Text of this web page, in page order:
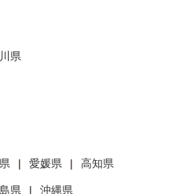
県
愛媛県 高知県
県 沖縄県